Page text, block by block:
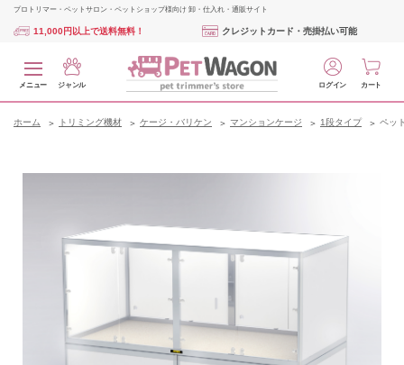
プロトリマー・ペットサロン・ペットショップ様向け 卸・仕入れ・通販サイト
11,000円以上で送料無料！ クレジットカード・売掛払い可能
メニュー ジャンル ログイン カート
ホーム トリミング機材 ケージ・バリケン マンションケージ 1段タイプ ペッ